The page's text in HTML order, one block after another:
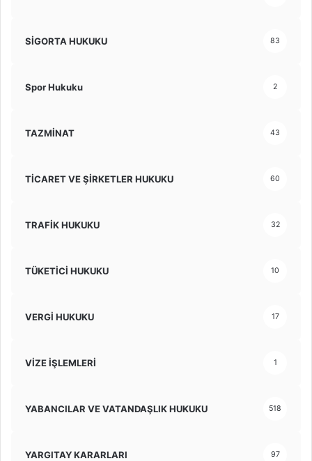
SİGORTA HUKUKU 83
Spor Hukuku 2
TAZMİNAT 43
TİCARET VE ŞİRKETLER HUKUKU 60
TRAFİK HUKUKU 32
TÜKETİCİ HUKUKU 10
VERGİ HUKUKU 17
VİZE İŞLEMLERİ 1
YABANCILAR VE VATANDAŞLIK HUKUKU 518
YARGITAY KARARLARI 97